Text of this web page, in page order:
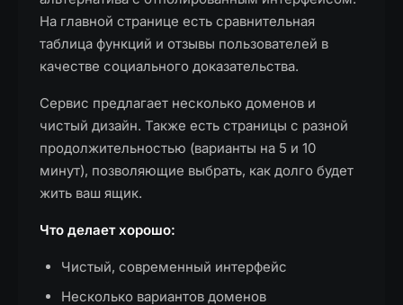
На главной странице есть сравнительная
таблица функций и отзывы пользователей в
качестве социального доказательства.
Сервис предлагает несколько доменов и
чистый дизайн. Также есть страницы с разной
продолжительностью (варианты на 5 и 10
минут), позволяющие выбрать, как долго будет
жить ваш ящик.
Что делает хорошо:
Чистый, современный интерфейс
Несколько вариантов доменов